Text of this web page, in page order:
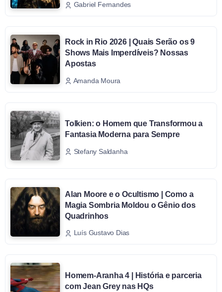
Gabriel Fernandes
Rock in Rio 2026 | Quais Serão os 9
Shows Mais Imperdíveis? Nossas
Apostas
Amanda Moura
Tolkien: o Homem que Transformou a
Fantasia Moderna para Sempre
Stefany Saldanha
Alan Moore e o Ocultismo | Como a
Magia Sombria Moldou o Gênio dos
Quadrinhos
Luís Gustavo Dias
Homem-Aranha 4 | História e parceria
com Jean Grey nas HQs